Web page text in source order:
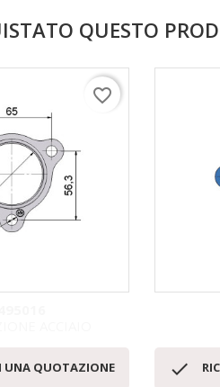
QUESTO
UNA QUOTAZIONE
favorite_border
